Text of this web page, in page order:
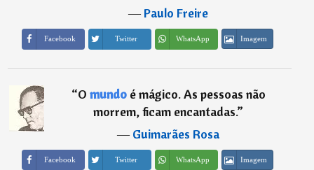
―Paulo Freire
Facebook Twitter WhatsApp Imagem
“O mundoé mágico. As pessoas não
morrem, ficam encantadas.”
―Guimarães Rosa
Facebook Twitter WhatsApp Imagem